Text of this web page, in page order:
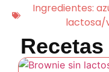
Ingredientes:
lactosa/